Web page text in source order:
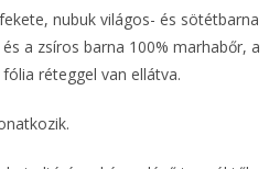
nubuk világos- és sötétbarna
a zsíros barna 100% marhabőr, a
réteggel van ellátva.